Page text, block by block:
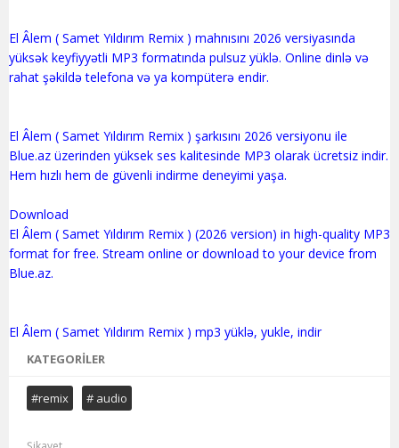
El Âlem ( Samet Yıldırım Remix ) mahnısını 2026 versiyasında
yüksək keyfiyyətli MP3 formatında pulsuz yüklə. Online dinlə və
rahat şəkildə telefona və ya kompüterə endir.
El Âlem ( Samet Yıldırım Remix ) şarkısını 2026 versiyonu ile
Blue.az üzerinden yüksek ses kalitesinde MP3 olarak ücretsiz indir.
Hem hızlı hem de güvenli indirme deneyimi yaşa.
Download
El Âlem ( Samet Yıldırım Remix ) (2026 version) in high-quality MP3
format for free. Stream online or download to your device from
Blue.az.
KATEGORILER
#remix # audio